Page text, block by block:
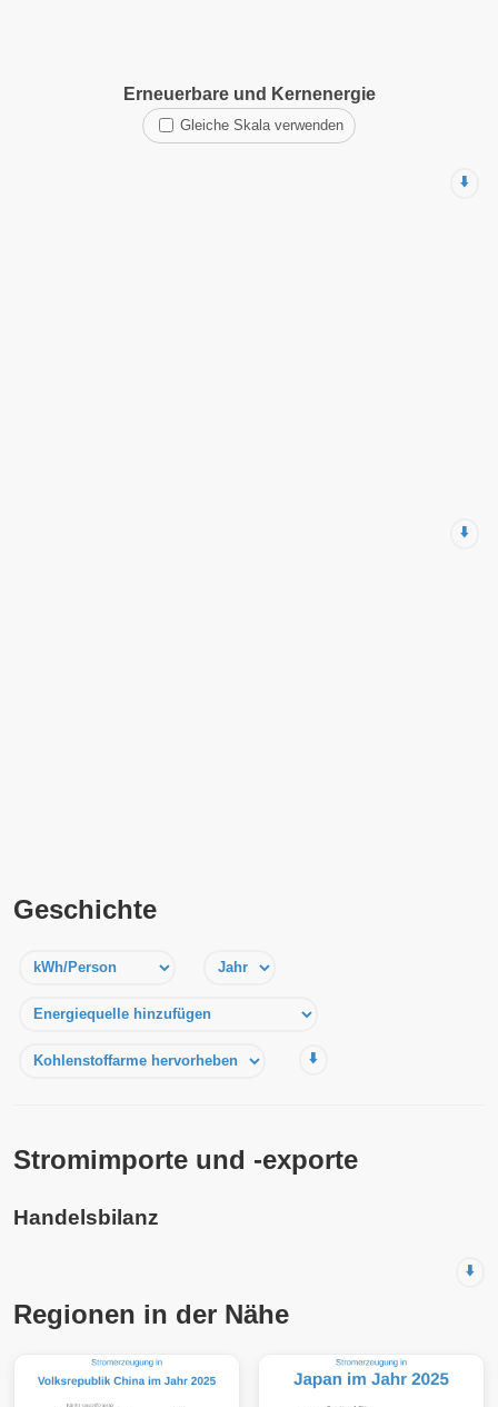
Erneuerbare und Kernenergie
Gleiche Skala verwenden
⬇️
⬇️
Geschichte
⬇️
Stromimporte und -exporte
Handelsbilanz
⬇️
Regionen in der Nähe